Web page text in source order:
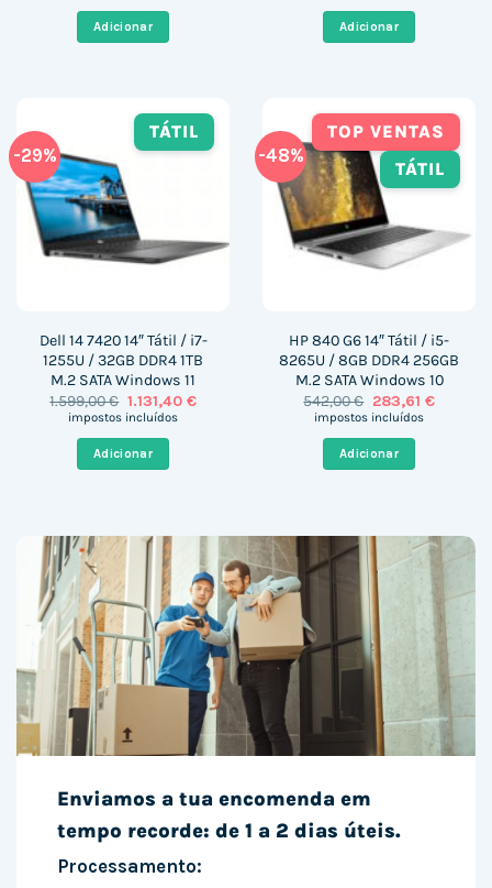
era:
404,00 €.
Adicionar
era:
1.586,00 €.
Adicionar
-29%
TÁTIL
Dell 14 7420 14″ Tátil / i7-
1255U / 32GB DDR4 1TB
M.2 SATA Windows 11
1.599,00€ O
preço
1.599,00 €.
1.131,40 €O
impostos incluídos
Adicionar
-48%
TOP VENTAS
TÁTIL
HP 840 G6 14″ Tátil / i5-
8265U / 8GB DDR4 256GB
M.2 SATA Windows 10
542,00€ O
preço
542,00 €.
283,61 €O
impostos incluídos
Adicionar
Enviamos a tua encomenda em
tempo recorde: de 1 a 2 dias úteis.
Processamento: